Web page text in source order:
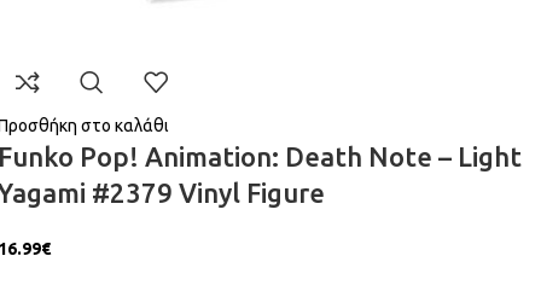
στο καλάθι
Pop! Animation: Death Note – Light
#2379 Vinyl Figure
€